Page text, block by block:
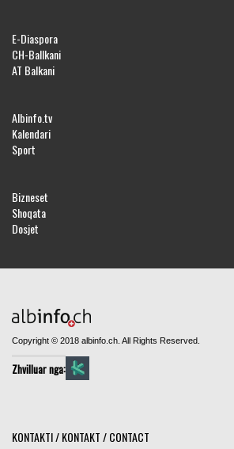
E-Diaspora
CH-Ballkani
AT Balkani
Albinfo.tv
Kalendari
Sport
Bizneset
Shoqata
Dosjet
Copyright © 2018 albinfo.ch. All Rights Reserved.
Zhvilluar nga:
KONTAKTI / KONTAKT / CONTACT